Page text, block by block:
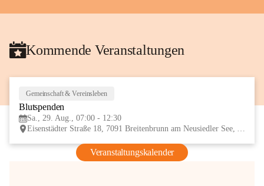
Kommende Veranstaltungen
Gemeinschaft & Vereinsleben
Blutspenden
Sa., 29. Aug., 07:00 - 12:30
Eisenstädter Straße 18, 7091 Breitenbrunn am Neusiedler See, AUT
Veranstaltungskalender